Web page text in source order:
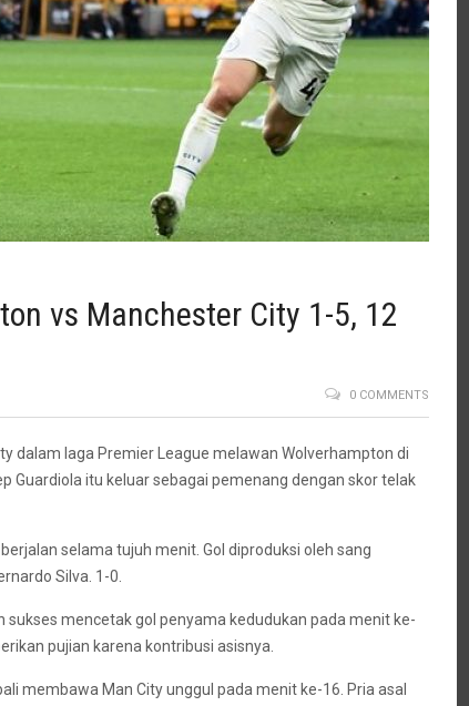
vs Manchester City 1-5, 12
0 COMMENTS
dalam laga Premier League melawan Wolverhampton di
Guardiola itu keluar sebagai pemenang dengan skor telak
selama tujuh menit. Gol diproduksi oleh sang
Silva. 1-0.
mencetak gol penyama kedudukan pada menit ke-
pujian karena kontribusi asisnya.
membawa Man City unggul pada menit ke-16. Pria asal